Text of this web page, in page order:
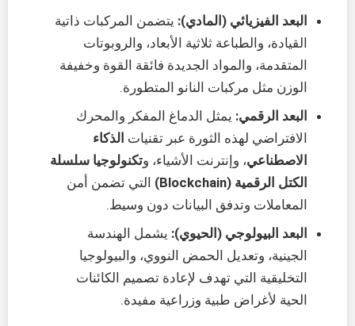
البعد الفيزيائي (المادي): يتضمن المركبات ذاتية
القيادة، والطباعة ثلاثية الأبعاد، والروبوتات
المتقدمة، والمواد الجديدة فائقة القوة وخفيفة
الوزن مثل مركبات النانو المتطورة.
البعد الرقمي: يمثل الدماغ المفكر والمحرك
الافتراضي لهذه الثورة عبر تقنيات الذكاء
الاصطناعي، وإنترنت الأشياء، وتكنولوجيا سلسلة
الكتل الرقمية (Blockchain)
التي تضمن أمن
المعاملات وتدفق البيانات دون وسيط.
البعد البيولوجي (الحيوي): يشمل الهندسة
الجينية، وتعديل الحمض النووي، والبيولوجيا
التخليقية التي تهدف لإعادة تصميم الكائنات
الحية لأغراض طبية وزراعية مفيدة.